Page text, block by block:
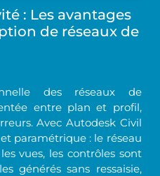
: Les avantages
de réseaux de
des réseaux de
entre plan et profil,
Avec Autodesk Civil
paramétrique : le réseau
vues, les contrôles sont
générés sans ressaisie,